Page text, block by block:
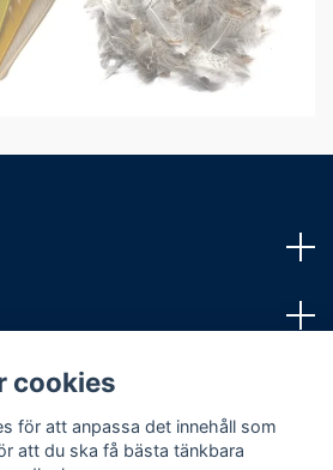
cookies
för att anpassa det innehåll som
att du ska få bästa tänkbara